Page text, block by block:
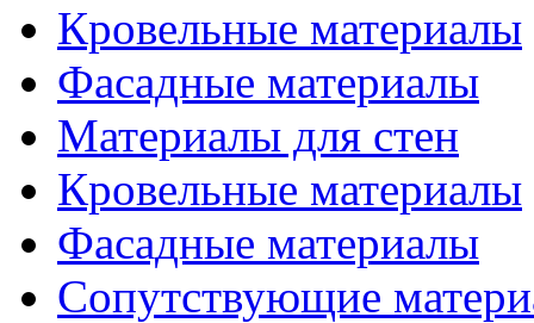
Кровельные материалы
Фасадные материалы
Материалы для стен
Кровельные материалы
Фасадные материалы
Сопутствующие